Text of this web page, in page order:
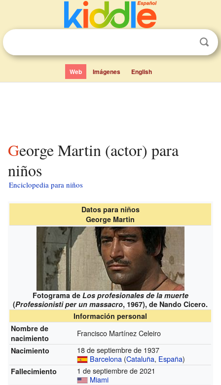
Web Imágenes English
George Martin (actor) para
niños
Enciclopedia para niños
Datos para niños
George Martin
Fotograma de Los profesionales de la muerte
(Professionisti per un massacro, 1967), de Nando Cicero.
Información personal
Nombre de
nacimiento
Francisco Martínez Celeiro
Nacimiento
18 de septiembre de 1937
Barcelona (Cataluña, España)
Fallecimiento
1 de septiembre de 2021
Miami